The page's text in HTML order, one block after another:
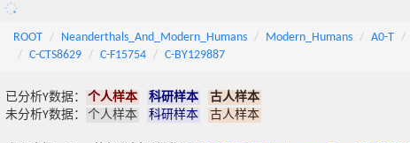
ROOT Neanderthals_And_Modern_Humans Modern_Humans A0-T
C-CTS8629
C-F15754 C-BY129887
已分析Y数据： 个人样本 科研样本
古人样本
未分析Y数据：
个人样本 科研样本 古人样本